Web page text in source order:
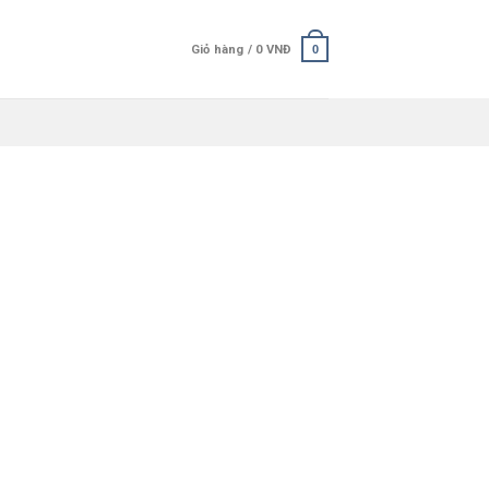
Giỏ hàng / 0 VNĐ 0